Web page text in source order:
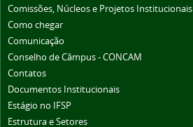
Comissões, Núcleos e Projetos Institucionais
Como chegar
Comunicação
Conselho de Câmpus - CONCAM
Contatos
Documentos Institucionais
Estágio no IFSP
Estrutura e Setores